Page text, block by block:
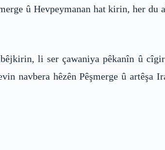
û Hevpeymanan hat kirin, her du
li ser çawaniya pêkanîn û
navbera hêzên Pêşmerge û artêşa